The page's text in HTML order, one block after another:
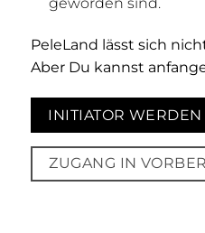
PeleLand lässt sich
Aber Du kannst
INITIATOR WERDEN
ZUGANG IN